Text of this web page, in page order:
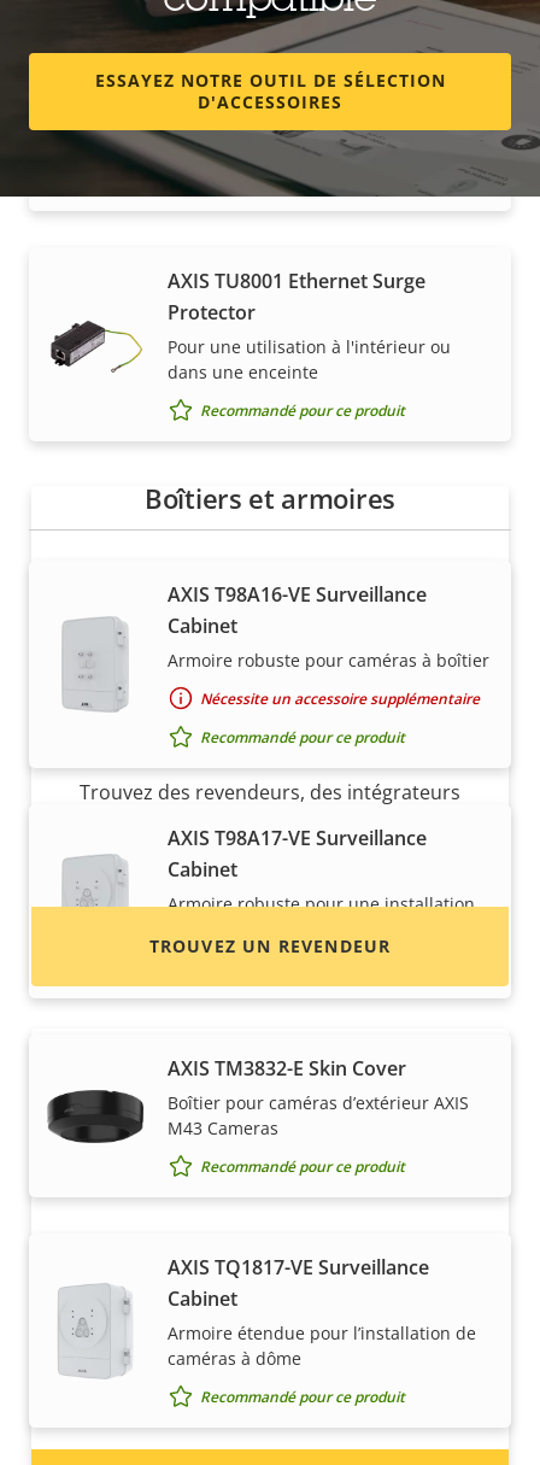
AXIS T8061 Ethernet Surge
Protector
contre les surtensions
Recommandé pour ce produit
AXIS TU8001 Ethernet Surge
Protector
Pour une utilisation à l'intérieur ou
dans une enceinte
Recommandé pour ce produit
Boîtiers et armoires
AXIS T98A16-VE Surveillance
Cabinet
Armoire robuste pour caméras à boîtier
Nécessite un accessoire supplémentaire
Recommandé pour ce produit
AXIS T98A17-VE Surveillance
Cabinet
Armoire robuste pour une installation
AXIS TM3832-E Skin Cover
Boîtier pour caméras d’extérieur AXIS
M43 Cameras
Recommandé pour ce produit
AXIS TQ1817-VE Surveillance
Cabinet
Armoire étendue pour l’installation de
caméras à dôme
Recommandé pour ce produit
ESSAYEZ NOTRE OUTIL DE SÉLECTION
D'ACCESSOIRES
Acheter
Les solutions Axis et les produits individuels sont
partenaires de confiance.
Vous voulez acheter des produits
Trouvez des revendeurs, des intégrateurs
système et des installateurs de produits et de
TROUVEZ UN REVENDEUR
Axis ?
Vous souhaitez devenir revendeur ? Trouvez
les coordonnées des distributeurs de produits
et de systèmes Axis.